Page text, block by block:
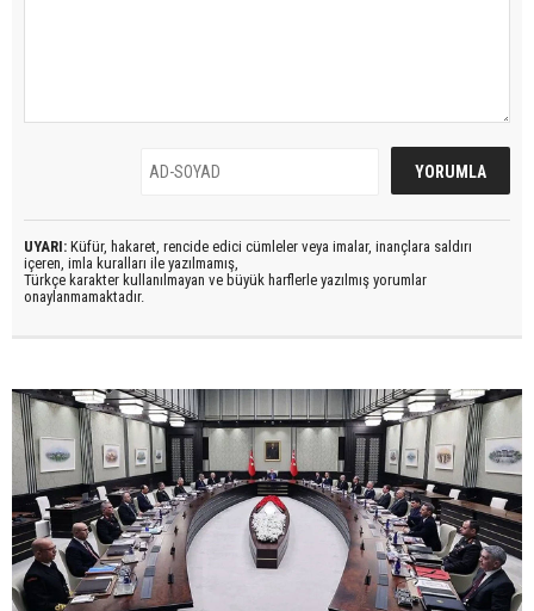
UYARI: Küfür, hakaret, rencide edici cümleler veya imalar, inançlara saldırı
içeren, imla kuralları ile yazılmamış,
Türkçe karakter kullanılmayan ve büyük harflerle yazılmış yorumlar
onaylanmamaktadır.